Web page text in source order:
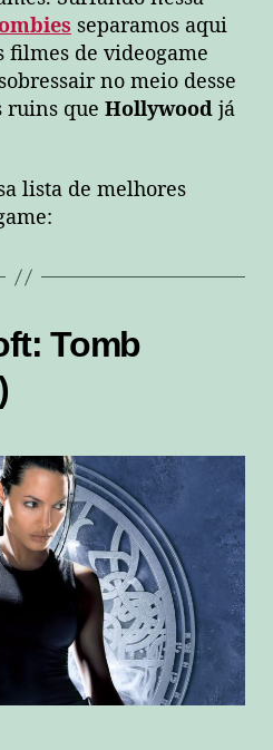
separamos aqui
filmes de videogame
no meio desse
ruins que Hollywood já
lista de melhores
Tomb